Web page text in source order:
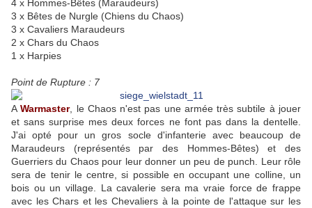
4 x Hommes-Bêtes (Maraudeurs)
3 x Bêtes de Nurgle (Chiens du Chaos)
3 x Cavaliers Maraudeurs
2 x Chars du Chaos
1 x Harpies
Point de Rupture : 7
AWarmaster, le Chaos n'est pas une armée très subtile à jouer
et sans surprise mes deux forces ne font pas dans la dentelle.
J'ai opté pour un gros socle d'infanterie avec beaucoup de
Maraudeurs (représentés par des Hommes-Bêtes) et des
Guerriers du Chaos pour leur donner un peu de punch. Leur rôle
sera de tenir le centre, si possible en occupant une colline, un
bois ou un village. La cavalerie sera ma vraie force de frappe
avec les Chars et les Chevaliers à la pointe de l'attaque sur les